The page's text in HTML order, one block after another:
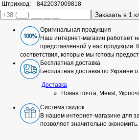
Штрихкод:
8422037009818
Оригинальная продукция
Наш интернет-магазин работает
представленной у нас
соответствия, которые мы готовы
Бесплатная доставка
Бесплатная доставка по Украине
Доставка
Новая почта, Meest,
Система скидок
В нашем интернет-магазине для
позволяет значительно